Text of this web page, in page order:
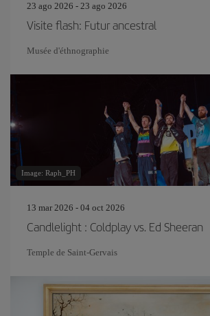
23 ago 2026 - 23 ago 2026
Visite flash: Futur ancestral
Musée d'éthnographie
Image: Raph_PH
13 mar 2026 - 04 oct 2026
Candlelight : Coldplay vs. Ed Sheeran
Temple de Saint-Gervais